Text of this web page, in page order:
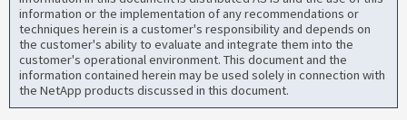
information or the implementation of any recommendations or
techniques herein is a customer's responsibility and depends on
the customer's ability to evaluate and integrate them into the
customer's operational environment. This document and the
information contained herein may be used solely in connection with
the NetApp products discussed in this document.